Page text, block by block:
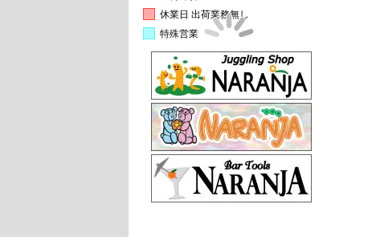
休業日 出荷業務無し
特殊営業